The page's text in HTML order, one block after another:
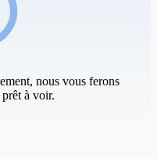
nous vous ferons
à voir.